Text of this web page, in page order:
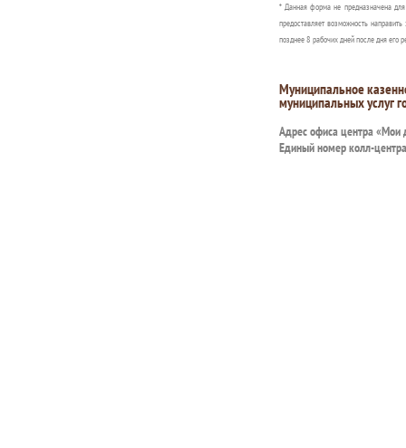
* Данная форма не предназначена
предоставляет возможность
позднее 8 рабочих дней после дня его
Муниципальное
муниципальных услуг
Адрес офиса центра «Мои
Единый номер колл-